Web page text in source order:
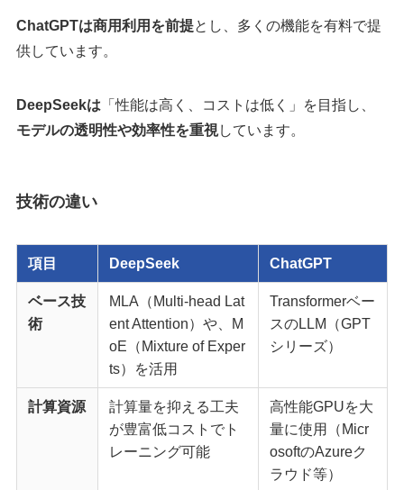
ChatGPTは商用利用を前提とし、多くの機能を有料で提
供しています。
DeepSeekは 「性能は高く、コストは低く」を目指し、
モデルの透明性や効率性を重視しています。
技術の違い
項目 DeepSeek ChatGPT
ベース技
術
MLA（Multi-head Lat
ent Attention）や、M
oE（Mixture of Exper
ts）を活用
Transformerベー
スのLLM（GPT
シリーズ）
計算資源
計算量を抑える工夫
が豊富低コストでト
レーニング可能
高性能GPUを大
量に使用（Micr
osoftのAzureク
ラウド等）